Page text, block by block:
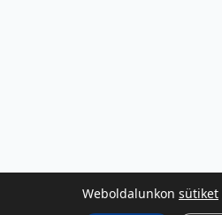
Weboldalunkon sütiket